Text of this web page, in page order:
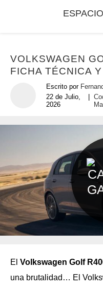
VOLKSWAGEN
FICHA TÉCNICA
Escrito por
22 de Julio,
2026
El Volkswagen Golf
una brutalidad… El